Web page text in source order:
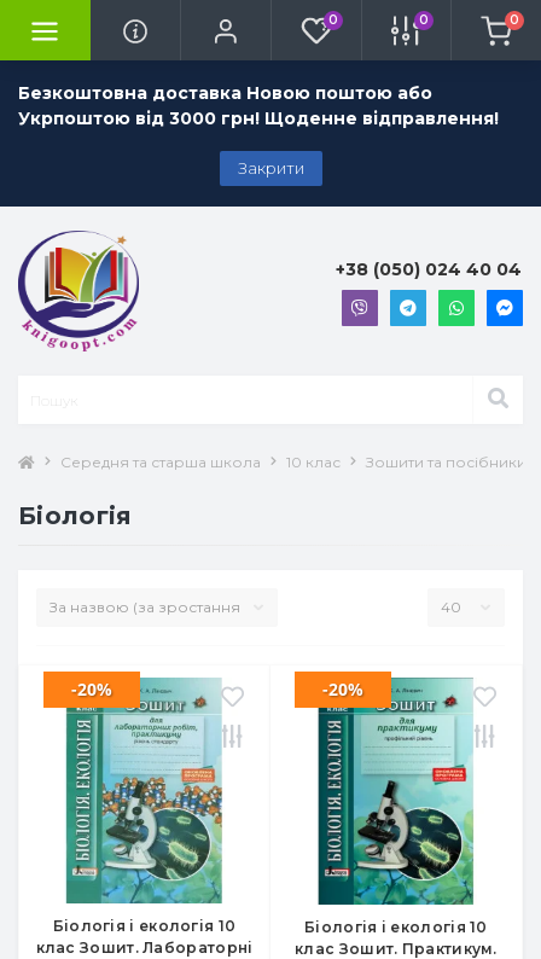
Безкоштовна доставка Новою поштою або
Укрпоштою від 3000 грн! Щоденне відправлення!
Закрити
0 0 0
+38 (050) 024 40 04
Середня та старша школа 10 клас Зошити та посібники
Біологія
Біологія і екологія 10
клас Зошит. Лабораторні
-20%
Біологія і екологія 10
клас Зошит. Практикум.
-20%